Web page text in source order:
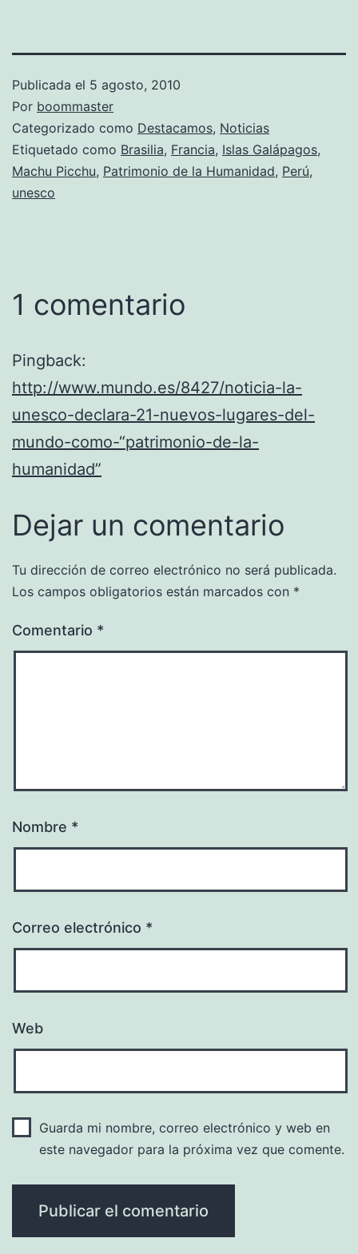
Publicada el 5 agosto, 2010
Por boommaster
Categorizado como Destacamos, Noticias
Etiquetado como Brasilia, Francia, Islas Galápagos,
Machu Picchu, Patrimonio de la Humanidad, Perú,
unesco
1 comentario
Pingback:
http://www.mundo.es/8427/noticia-la-
unesco-declara-21-nuevos-lugares-del-
mundo-como-“patrimonio-de-la-
humanidad”
Dejar un comentario
Tu dirección de correo electrónico no será publicada.
Los campos obligatorios están marcados con *
Comentario *
Nombre *
Correo electrónico *
Web
Guarda mi nombre, correo electrónico y web en
este navegador para la próxima vez que comente.